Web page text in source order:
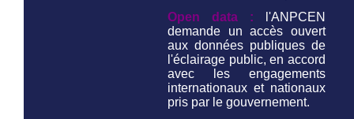
Open data : l'ANPCEN
demande un accès ouvert
aux données publiques de
l'éclairage public, en accord
avec les engagements
internationaux et nationaux
pris par le gouvernement.